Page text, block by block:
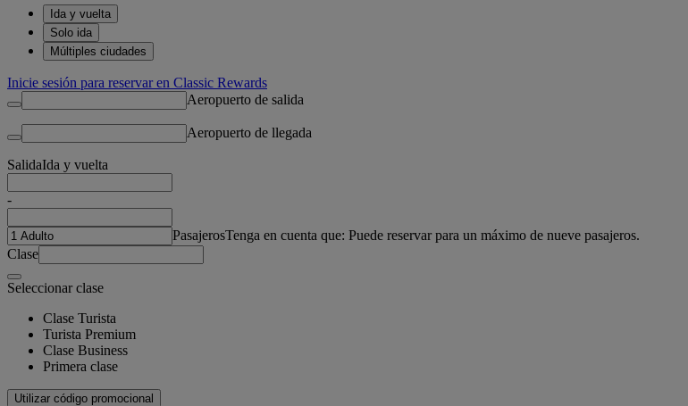
Ida y vuelta
Solo ida
Múltiples ciudades
Inicie sesión para reservar en Classic Rewards
Aeropuerto de salida
Aeropuerto de llegada
SalidaIda y vuelta
-
PasajerosTenga en cuenta que: Puede reservar para un máximo de nueve pasajeros.
Clase
Seleccionar clase
Clase Turista
Turista Premium
Clase Business
Primera clase
Utilizar código promocional